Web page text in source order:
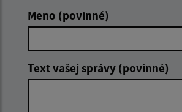
Meno (povinné)
Text vašej správy (povinné)